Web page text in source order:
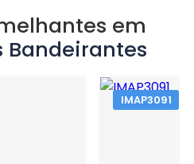
em
Bandeirantes
IMAP3091